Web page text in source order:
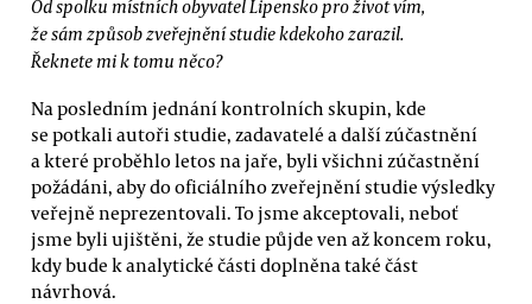
Od spolku místních obyvatel Lipensko pro život vím,
že sám způsob zveřejnění studie kdekoho zarazil.
Řeknete mi k tomu něco?
Na posledním jednání kontrolních skupin, kde
se potkali autoři studie, zadavatelé a další zúčastnění
a které proběhlo letos na jaře, byli všichni zúčastnění
požádáni, aby do oficiálního zveřejnění studie výsledky
veřejně neprezentovali. To jsme akceptovali, neboť
jsme byli ujištěni, že studie půjde ven až koncem roku,
kdy bude k analytické části doplněna také část
návrhová.